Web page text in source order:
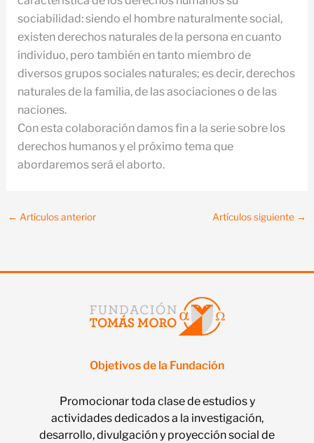
sociabilidad: siendo el hombre naturalmente social,
existen derechos naturales de la persona en cuanto
individuo, pero también en tanto miembro de
diversos grupos sociales naturales; es decir, derechos
naturales de la familia, de las asociaciones o de las
naciones.
Con esta colaboración damos fin a la serie sobre los
derechos humanos y el próximo tema que
abordaremos será el aborto.
← Artículos anterior Artículos siguiente →
Objetivos de la Fundación
Promocionar toda clase de estudios y
actividades dedicados a la investigación,
desarrollo, divulgación y proyección social de